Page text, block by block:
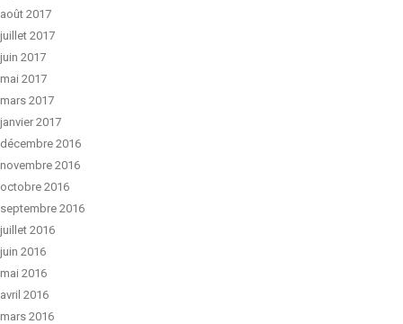
août 2017
juillet 2017
juin 2017
mai 2017
mars 2017
janvier 2017
décembre 2016
novembre 2016
octobre 2016
septembre 2016
juillet 2016
juin 2016
mai 2016
avril 2016
mars 2016